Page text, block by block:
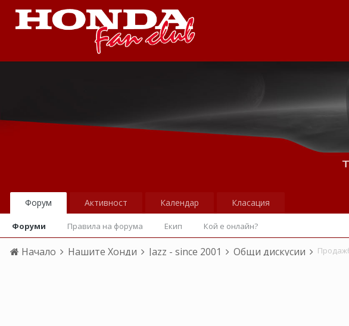
Форум
Форуми Правила на форума Екип Кой е онлайн?
Активност Календар Класация
Начало Нашите Хонди Jazz - since 2001 Общи дискусии